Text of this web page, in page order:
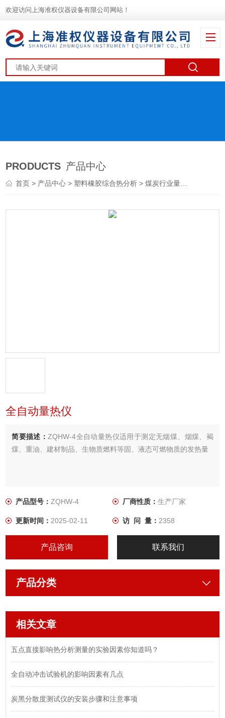
欢迎访问上海准权仪器设备有限公司网站！
PRODUCTS 产品中心
首页> 产品中心 > 塑料橡胶综合热分析 >煤炭行业量热仪
全自动量热仪
简要描述：ZQHW-4全自动量热仪适用于测定无烟煤、烟煤、褐
煤、重油、建材制品、生物质燃料等固、液态可燃物质的发热量
产品型号：ZQHW-4 厂商性质： 生产厂家
更新时间：2025-02-11 访 问 量： 2358
产品咨询 联系我们
产品分类
相关文章
五点直接影响热分析测量的实验因素你知道吗？
全自动冲击试验机的影响因素有几点
炭黑分散度测试仪的安装步骤和注意事项